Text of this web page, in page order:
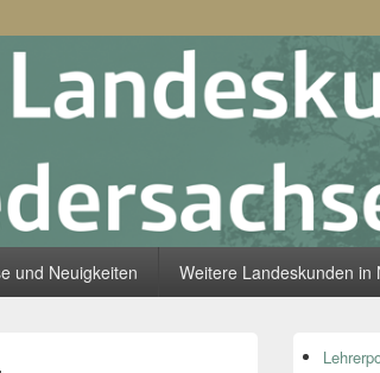
und Neuigkeiten Weitere Landeskunden in